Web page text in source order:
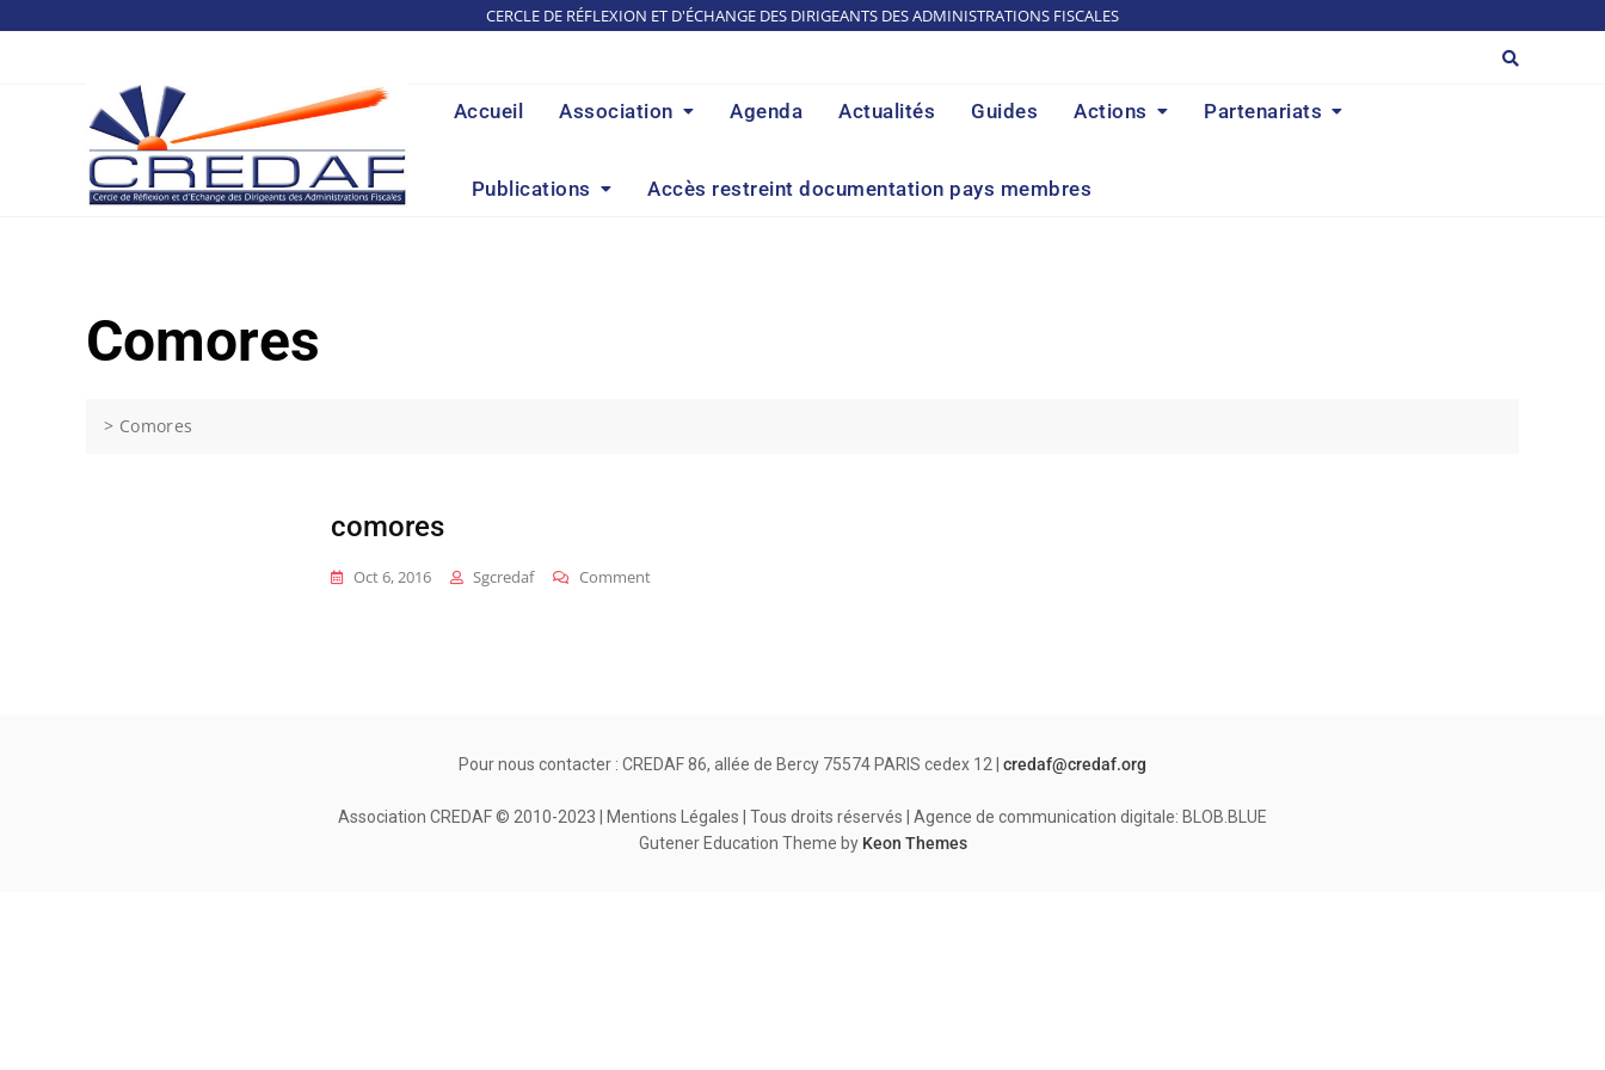
CERCLE DE RÉFLEXION ET D'ÉCHANGE DES DIRIGEANTS DES ADMINISTRATIONS FISCALES
Accueil Association Agenda Actualités Guides Actions Partenariats
Publications Accès restreint documentation pays membres
Comores
> Comores
comores
Oct 6, 2016 Sgcredaf CommentOn
Pour nous contacter : CREDAF 86, allée de Bercy 75574 PARIS cedex 12 | credaf@credaf.org
Association CREDAF © 2010-2023 | Mentions Légales | Tous droits réservés | Agence de communication digitale: BLOB.BLUE
Gutener Education Theme by Keon Themes